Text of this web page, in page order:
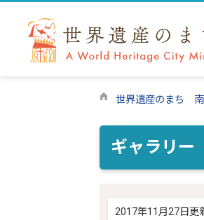
世界遺産のまち
ギャラリー
2017年11月27日更